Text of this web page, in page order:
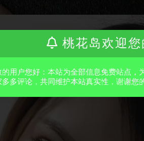
桃花岛欢迎您
的用户您好：本站为全部信息免费站点，
多多评论，共同维护本站真实性，谢谢您